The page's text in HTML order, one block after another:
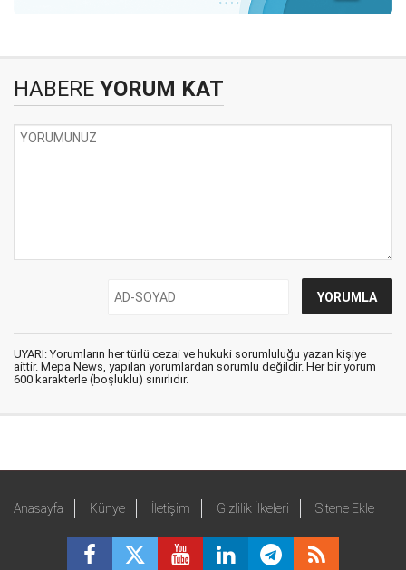
HABERE YORUM KAT
UYARI: Yorumların her türlü cezai ve hukuki sorumluluğu yazan kişiye
aittir. Mepa News, yapılan yorumlardan sorumlu değildir. Her bir yorum
600 karakterle (boşluklu) sınırlıdır.
Anasayfa Künye İletişim Gizlilik İlkeleri Sitene Ekle